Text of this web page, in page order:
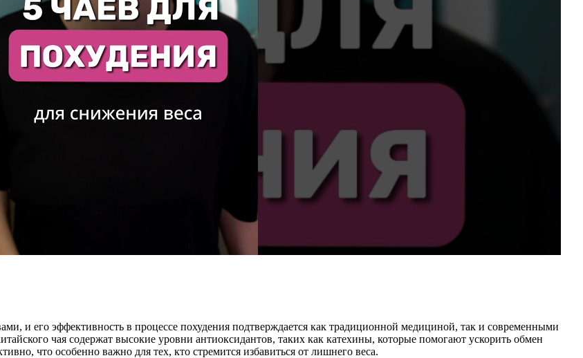
и его эффективность в процессе похудения подтверждается как традиционной медициной, так и современными
чая содержат высокие уровни антиоксидантов, таких как катехины, которые помогают ускорить обмен
что особенно важно для тех, кто стремится избавиться от лишнего веса.